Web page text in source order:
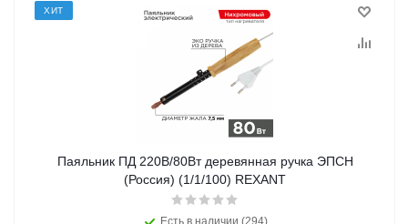
ХИТ
Паяльник ПД 220В/80Вт деревянная ручка ЭПСН
(Россия) (1/1/100) REXANT
Есть в наличии (294)